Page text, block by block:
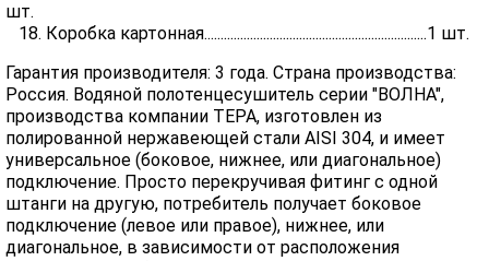
шт.
18. Коробка картонная....................................................................1 шт.
Гарантия производителя: 3 года. Страна производства:
Россия. Водяной полотенцесушитель серии "ВОЛНА",
производства компании ТЕРА, изготовлен из
полированной нержавеющей стали AISI 304, и имеет
универсальное (боковое, нижнее, или диагональное)
подключение. Просто перекручивая фитинг с одной
штанги на другую, потребитель получает боковое
подключение (левое или правое), нижнее, или
диагональное, в зависимости от расположения